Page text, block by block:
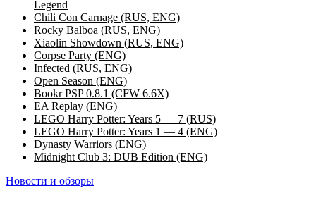
Legend
Chili Con Carnage (RUS, ENG)
Rocky Balboa (RUS, ENG)
Xiaolin Showdown (RUS, ENG)
Corpse Party (ENG)
Infected (RUS, ENG)
Open Season (ENG)
Bookr PSP 0.8.1 (CFW 6.6X)
EA Replay (ENG)
LEGO Harry Potter: Years 5 — 7 (RUS)
LEGO Harry Potter: Years 1 — 4 (ENG)
Dynasty Warriors (ENG)
Midnight Club 3: DUB Edition (ENG)
Новости и обзоры